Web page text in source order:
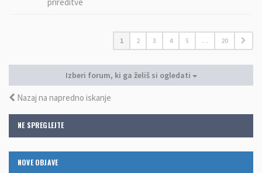
NE SPREGLEJTE
NOVE OBJAVE
1 2 3 4 5 … 20
Izberi forum, ki ga želiš si ogledati
Nazaj na napredno iskanje